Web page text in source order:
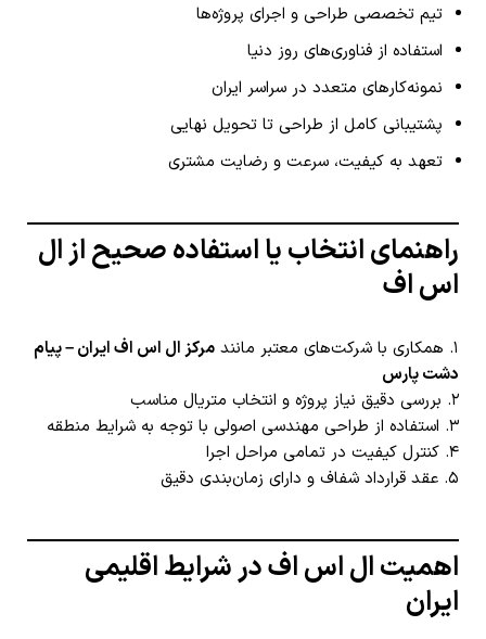
تیم تخصصی طراحی و اجرای پروژه‌ها
استفاده از فناوری‌های روز دنیا
نمونه‌کارهای متعدد در سراسر ایران
پشتیبانی کامل از طراحی تا تحویل نهایی
تعهد به کیفیت، سرعت و رضایت مشتری
راهنمای انتخاب یا استفاده صحیح از ال
اس اف
۱. همکاری با شرکت‌های معتبر مانند
مرکز ال اس اف ایران – پیام
دشت پارس
۲. بررسی دقیق نیاز پروژه و انتخاب متریال مناسب
۳. استفاده از طراحی مهندسی اصولی با توجه به شرایط منطقه
۴. کنترل کیفیت در تمامی مراحل اجرا
۵. عقد قرارداد شفاف و دارای زمان‌بندی دقیق
اهمیت ال اس اف در شرایط اقلیمی
ایران